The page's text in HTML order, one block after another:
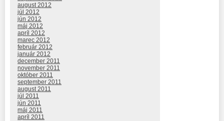
august 2012
júl 2012
jún 2012
máj 2012
apríl 2012
marec 2012
február 2012
január 2012
december 2011
november 2011
október 2011
september 2011
august 2011
júl 2011
jún 2011
máj 2011
apríl 2011